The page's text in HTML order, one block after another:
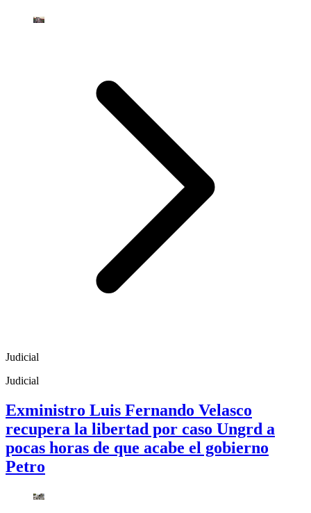
Judicial
Judicial
Exministro Luis Fernando Velasco
recupera la libertad por caso Ungrd a
pocas horas de que acabe el gobierno
Petro